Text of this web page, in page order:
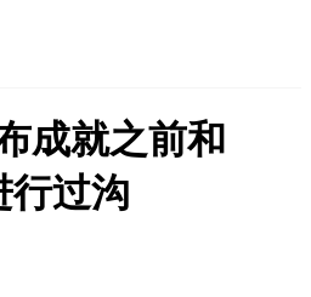
成就之前和
过沟